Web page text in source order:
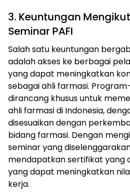
3. Keuntungan
Seminar PAFI
Salah satu keuntungan
adalah akses ke berbagai
yang dapat meningkatkan
sebagai ahli farmasi.
dirancang khusus untuk
ahli farmasi di Indonesia,
disesuaikan dengan
bidang farmasi. Dengan
seminar yang
mendapatkan sertifikat yang
yang dapat meningkatkan
kerja.